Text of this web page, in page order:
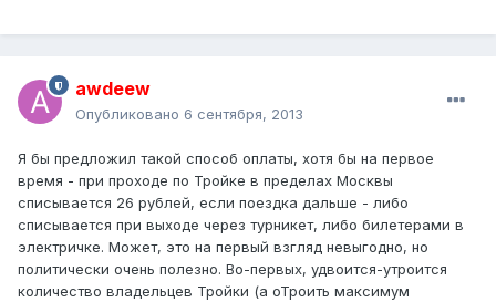
awdeew
Опубликовано 6 сентября, 2013
Я бы предложил такой способ оплаты, хотя бы на первое
время - при проходе по Тройке в пределах Москвы
списывается 26 рублей, если поездка дальше - либо
списывается при выходе через турникет, либо билетерами в
электричке. Может, это на первый взгляд невыгодно, но
политически очень полезно. Во-первых, удвоится-утроится
количество владельцев Тройки (а оТроить максимум